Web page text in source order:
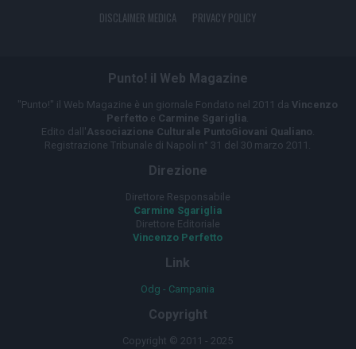
DISCLAIMER MEDICA PRIVACY POLICY
Punto! il Web Magazine
"Punto!" il Web Magazine è un giornale Fondato nel 2011 da Vincenzo
Perfetto e Carmine Sgariglia
Edito dall'Associazione Culturale PuntoGiovani Qualiano
Registrazione Tribunale di Napoli n° 31 del 30 marzo 2011.
Direzione
Direttore Responsabile
Carmine Sgariglia
Direttore Editoriale
Vincenzo Perfetto
Link
Odg - Campania
Copyright
Copyright © 2011 - 2025